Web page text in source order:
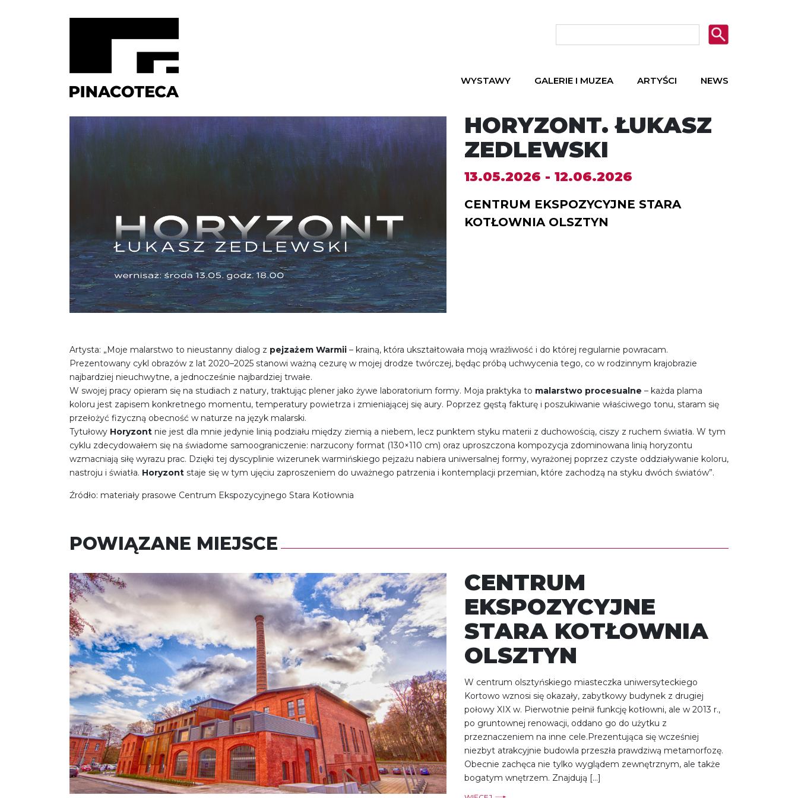
WYSTAWY GALERIE I MUZEA ARTYŚCI NEWS
HORYZONT. ŁUKASZ
ZEDLEWSKI
13.05.2026 - 12.06.2026
CENTRUM EKSPOZYCYJNE STARA
KOTŁOWNIA OLSZTYN
Artysta: „Moje malarstwo to nieustanny dialog z pejzażem Warmii – krainą, która ukształtowała moją wrażliwość i do której regularnie powracam.
Prezentowany cykl obrazów z lat 2020–2025 stanowi ważną cezurę w mojej drodze twórczej, będąc próbą uchwycenia tego, co w rodzinnym krajobrazie
najbardziej nieuchwytne, a jednocześnie najbardziej trwałe.
W swojej pracy opieram się na studiach z natury, traktując plener jako żywe laboratorium formy. Moja praktyka to malarstwo procesualne – każda plama
koloru jest zapisem konkretnego momentu, temperatury powietrza i zmieniającej się aury. Poprzez gęstą fakturę i poszukiwanie właściwego tonu, staram się
przełożyć fizyczną obecność w naturze na język malarski.
Tytułowy Horyzont nie jest dla mnie jedynie linią podziału między ziemią a niebem, lecz punktem styku materii z duchowością, ciszy z ruchem światła. W tym
cyklu zdecydowałem się na świadome samoograniczenie: narzucony format (130×110 cm) oraz uproszczona kompozycja zdominowana linią horyzontu
wzmacniają siłę wyrazu prac. Dzięki tej dyscyplinie wizerunek warmińskiego pejzażu nabiera uniwersalnej formy, wyrażonej poprzez czyste oddziaływanie koloru,
nastroju i światła. Horyzont staje się w tym ujęciu zaproszeniem do uważnego patrzenia i kontemplacji przemian, które zachodzą na styku dwóch światów”.
Źródło: materiały prasowe Centrum Ekspozycyjnego Stara Kotłownia
POWIĄZANE MIEJSCE
CENTRUM
EKSPOZYCYJNE
STARA KOTŁOWNIA
OLSZTYN
W centrum olsztyńskiego miasteczka uniwersyteckiego
Kortowo wznosi się okazały, zabytkowy budynek z drugiej
połowy XIX w. Pierwotnie pełnił funkcję kotłowni, ale w 2013 r.,
po gruntownej renowacji, oddano go do użytku z
przeznaczeniem na inne cele.Prezentująca się wcześniej
niezbyt atrakcyjnie budowla przeszła prawdziwą metamorfozę.
Obecnie zachęca nie tylko wyglądem zewnętrznym, ale także
bogatym wnętrzem. Znajdują […]